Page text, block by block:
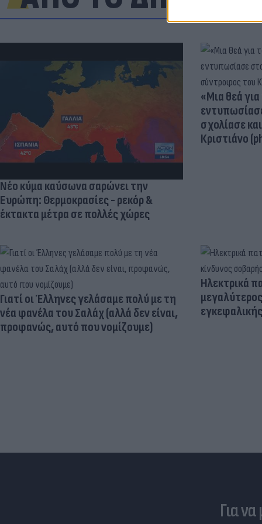
Νέο κύμα καύσωνα σαρώνει την
Ευρώπη: Θερμοκρασίες - ρεκόρ &
έκτακτα μέτρα σε πολλές χώρες
«Μια θεά
σχολίασε
Κριστιάνο
Γιατί οι Έλληνες γελάσαμε πολύ με τη
νέα φανέλα του Σαλάχ (αλλά δεν είναι,
προφανώς, αυτό που νομίζουμε)
Ηλεκτρικά
Για